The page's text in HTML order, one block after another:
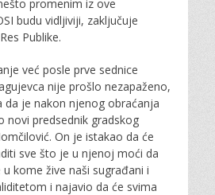
promenim iz ove
budu vidljiviji, zaključuje
Publike.
već posle prve sednice
nije prošlo nezapaženo,
da je nakon njenog obraćanja
novi predsednik gradskog
On je istakao da će
sve što je u njenoj moći da
kome žive naši sugrađani i
i najavio da će svima